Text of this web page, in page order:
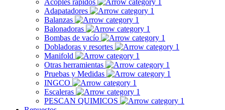
Acoples rápidos
Adapatadores
Balanzas
Balonadoras
Bombas de vacío
Dobladoras y resortes
Manifold
Otras herramientas
Pruebas y Medidas
INGCO
Escaleras
PESCAN QUIMICOS